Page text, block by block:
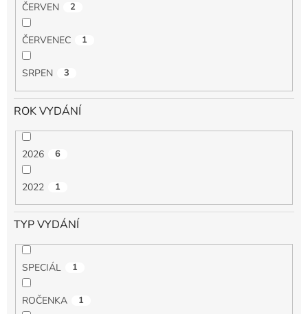
ČERVEN 2
ČERVENEC 1
SRPEN 3
ROK VYDÁNÍ
2026 6
2022 1
TYP VYDÁNÍ
SPECIÁL 1
ROČENKA 1